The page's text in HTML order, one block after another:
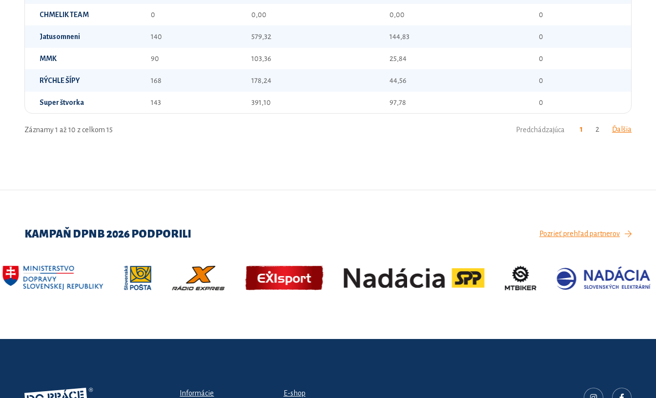
CHMELIK TEAM 0 0,00 0,00 0
Jatusomneni 140 579,32 144,83 0
MMK 90 103,36 25,84 0
RÝCHLE ŠÍPY 168 178,24 44,56 0
Super štvorka 143 391,10 97,78 0
Záznamy 1 až 10 z celkom 15 Predchádzajúca 1 2 Ďalšia
KAMPAŇ DPNB 2026 PODPORILI Pozrieť prehľad partnerov
Informácie E-shop